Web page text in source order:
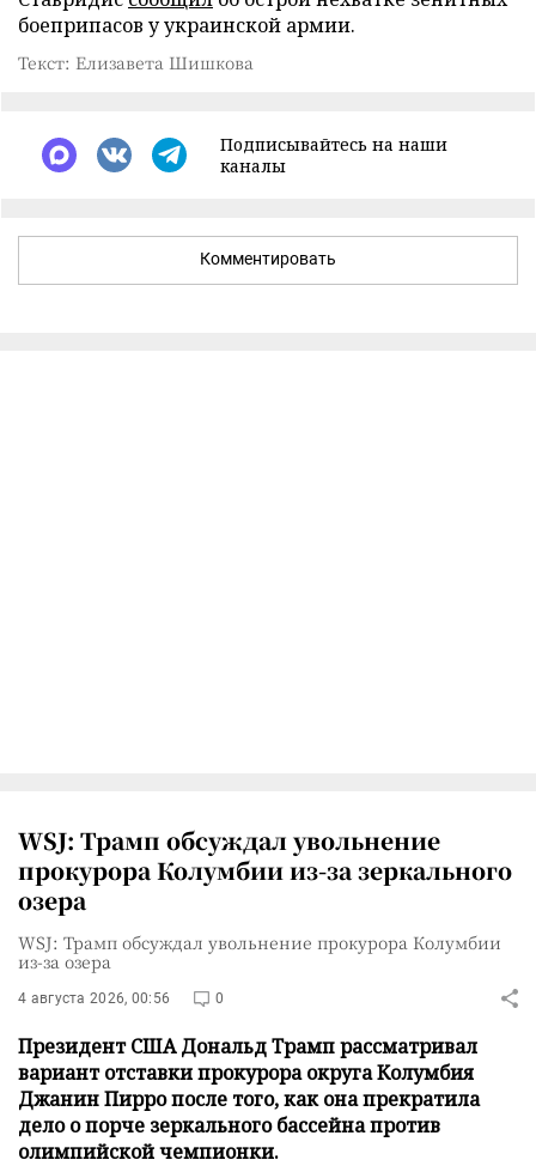
боеприпасов у украинской армии.
Текст: Елизавета Шишкова
Подписывайтесь на наши
каналы
Комментировать
WSJ: Трамп обсуждал увольнение
прокурора Колумбии из-за зеркального
озера
WSJ: Трамп обсуждал увольнение прокурора Колумбии
из-за озера
4 августа 2026, 00:56 0
Президент США Дональд Трамп рассматривал
вариант отставки прокурора округа Колумбия
Джанин Пирро после того, как она прекратила
дело о порче зеркального бассейна против
олимпийской чемпионки.